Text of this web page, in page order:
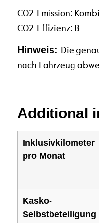
CO2-Emission:
CO2-Effizienz: B
Hinweis: Die
nach Fahrzeug
Additional
Inklusivkilometer
pro Monat
Kasko-
Selbstbeteiligung